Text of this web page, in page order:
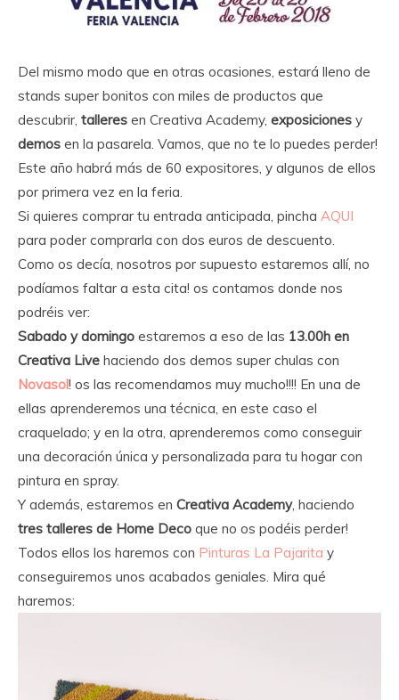
Del mismo modo que en otras ocasiones, estará lleno de
stands super bonitos con miles de productos que
descubrir, talleres en Creativa Academy, exposiciones y
demos en la pasarela. Vamos, que no te lo puedes perder!
Este año habrá más de 60 expositores, y algunos de ellos
por primera vez en la feria.
Si quieres comprar tu entrada anticipada, pincha AQUI
para poder comprarla con dos euros de descuento.
Como os decía, nosotros por supuesto estaremos allí, no
podíamos faltar a esta cita! os contamos donde nos
podréis ver:
Sabado y domingo estaremos a eso de las 13.00h en
Creativa Live haciendo dos demos super chulas con
Novasol! os las recomendamos muy mucho!!!! En una de
ellas aprenderemos una técnica, en este caso el
craquelado; y en la otra, aprenderemos como conseguir
una decoración única y personalizada para tu hogar con
pintura en spray.
Y además, estaremos en Creativa Academy, haciendo
tres talleres de Home Deco que no os podéis perder!
Todos ellos los haremos con Pinturas La Pajarita y
conseguiremos unos acabados geniales. Mira qué
haremos: